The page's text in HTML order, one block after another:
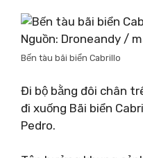
Nguồn: Droneandy /
Bến tàu bãi biển Cabrillo
Đi bộ bằng đôi chân
đi xuống Bãi biển
Pedro.